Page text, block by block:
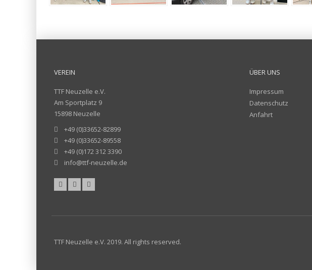
VEREIN
TTF Neuzelle e.V.
Am Sportplatz 9
15898 Neuzelle
+49 (0)33652-82899
+49 (0)33652-89558
+49 (0)172 312 3390
info@ttf-neuzelle.de
ÜBER UNS
Impressum
Datenschutz
Anfahrt
TTF Neuzelle e.V. 2019. All rights reserved.